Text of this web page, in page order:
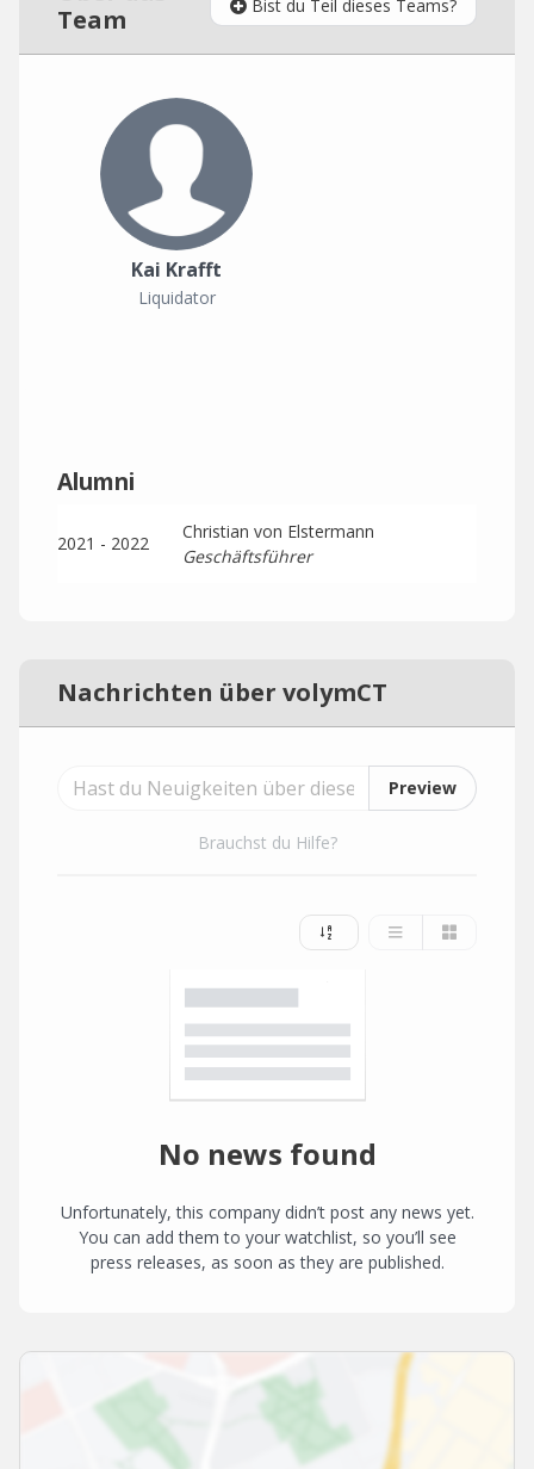
Team
Bist du Teil dieses Teams?
Kai Krafft
Liquidator
Alumni
2021 - 2022
Christian von Elstermann
Geschäftsführer
Nachrichten über volymCT
Preview
Brauchst du Hilfe?
No news found
Unfortunately, this company didn’t post any news yet.
You can add them to your watchlist, so you’ll see
press releases, as soon as they are published.